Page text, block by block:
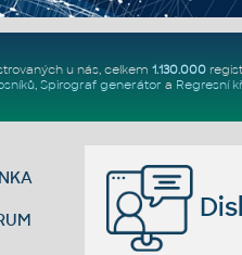
u nás, celkem 1.130.000
, Spirograf generátor a Regresní